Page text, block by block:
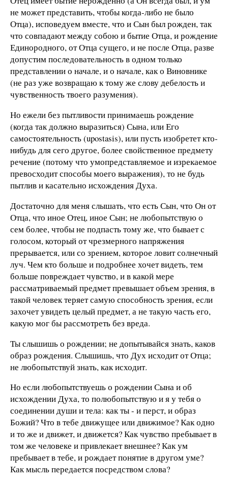
не может представить, чтобы когда-либо не было
Отца), исповедуем вместе, что и Сын был рожден, так
что совпадают между собою и бытие Отца, и рождение
Единородного, от Отца сущего, и не после Отца, разве
допустим последовательность в одном только
представлении о начале, и о начале, как о Виновнике
(не раз уже возвращаю к тому же слову дебелость и
чувственность твоего разумения).
Но ежели без пытливости принимаешь рождение
(когда так должно выразиться) Сына, или Его
самостоятельность (upostasis), или пусть изобретет кто-
нибудь для сего другое, более свойственное предмету
речение (потому что умопредставляемое и изрекаемое
превосходит способы моего выражения), то не будь
пытлив и касательно исхождения Духа.
Достаточно для меня слышать, что есть Сын, что Он от
Отца, что иное Отец, иное Сын; не любопытствую о
сем более, чтобы не подпасть тому же, что бывает с
голосом, который от чрезмерного напряжения
прерывается, или со зрением, которое ловит солнечный
луч. Чем кто больше и подробнее хочет видеть, тем
больше повреждает чувство, и в какой мере
рассматриваемый предмет превышает объем зрения, в
такой человек теряет самую способность зрения, если
захочет увидеть целый предмет, а не такую часть его,
какую мог бы рассмотреть без вреда.
Ты слышишь о рождении; не допытывайся знать, каков
образ рождения. Слышишь, что Дух исходит от Отца;
не любопытствуй знать, как исходит.
Но если любопытствуешь о рождении Сына и об
исхождении Духа, то полюбопытствую и я у тебя о
соединении души и тела: как ты - и перст, и образ
Божий? Что в тебе движущее или движимое? Как одно
и то же и движет, и движется? Как чувство пребывает в
том же человеке и привлекает внешнее? Как ум
пребывает в тебе, и рождает понятие в другом уме?
Как мысль передается посредством слова?